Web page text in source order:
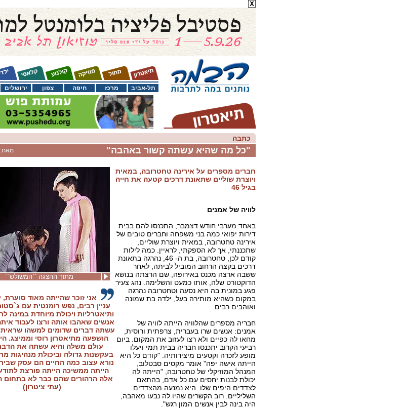
ירושלים צפון חיפה מרכז תל-אביב
כתבה
מאת: "כל מה שהיא עשתה קשור באהבה"
מתוך ההצגה ``המשולש``
אני זוכר שהייתה מאוד
עניין רבים, נפש רומנטית עם
ותיאטרליות ויכולת מיוחדת במינה
אנשים שאהבו אותה ורצו לעבוד
עשתה דברים שדומים למשהו
הושפעה מתיאטרון רוסי וממיצג.
עולם משלה והיא עשתה את
בעקשנות גדולה וביכולת מנהיגות
נורא עצוב כמה החיים הם עסק
הייתה ממשיכה הייתה פורצת
אלה הרהורים שהם כבר לא בתחום
(עתי ציטרון)
חברים מספרים על אירינה טחטרובה, במאית
ויוצרת שוליים שתאונת דרכים קטעה את חייה
בגיל 46
לוויה של אמנים
באחד מערבי חודש דצמבר, התכנסו להם בבית
דירות יפואי כמה בני משפחה וחברים טובים של
אירינה טחטרובה, במאית ויוצרת שוליים,
שתכננתי, אך לא הספקתי, לראיין. כמה לילות
קודם לכן, טחטרובה, בת ה- 46, נהרגה בתאונת
דרכים בקצה הרחוב המוביל לביתה, לאחר
ששבה ארצה מכנס באירופה, שם הרצתה בנושא
הדוקטורט שלה, אותו כמעט והשלימה. נהג צעיר
פגע במונית בה היא נסעה וטחטרובה נהרגה
במקום כשהיא מותירה בעל, ילדה בת שמונה
ואוהבים רבים.
חבריה מספרים שהלוויה הייתה לוויה של
אמנים: אנשים שרו בעברית, צרפתית ורוסית,
מחאו לה כפיים ולא רצו לעזוב את המקום. ביום
רביעי הקרוב יתכנסו חבריה בבית תמי ויעלו
מופע לזכרה וקטעים מיצירותיה. "קודם כל היא
הייתה אישה יפה" אומר מקסים סבטלוב,
המנהל המוזיקלי של טחטרובה, "הייתה לה
יכולת לבנות יחסים עם כל אדם, בהתאם
לצדדים היפים שלו. היא נמנעה מהצדדים
השליליים. רוב הקשרים שהיו לה נבעו מאהבה,
היה בינה לבין אנשים המון רגש".